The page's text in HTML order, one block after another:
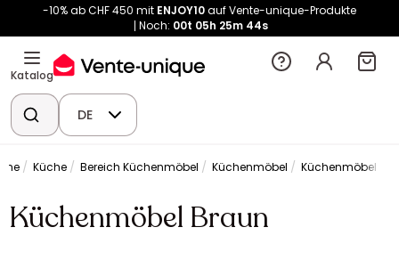
-10% ab CHF 450 mit ENJOY10auf Vente-unique-Produkte
Noch: 00t 05h 25m 43s
Katalog
DE
Küche Bereich Küchenmöbel Küchenmöbel Küchenmöbel
Küchenmöbel Braun